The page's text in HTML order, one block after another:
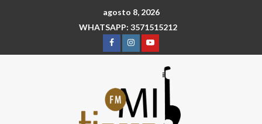
agosto 8, 2026
WHATSAPP: 3571515212